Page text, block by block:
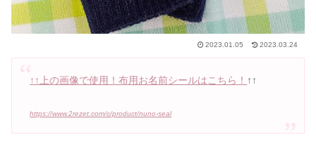
2023.01.05 2023.03.24
↑↑上の画像で使用！布用お名前シールはこちら！ ↑↑
https://www.2rezet.com/c/product/nuno-seal